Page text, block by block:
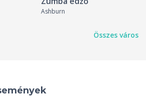
Ashburn
Összes város